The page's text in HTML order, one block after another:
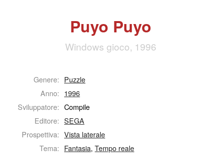
Puyo Puyo
Windows gioco, 1996
Genere: Puzzle
Anno: 1996
Sviluppatore: Compile
Editore: SEGA
Prospettiva: Vista laterale
Tema: Fantasia,Tempo reale